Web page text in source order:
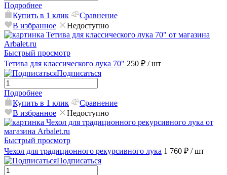
Подробнее
Купить в 1 клик
Сравнение
В избранное
Недоступно
Быстрый просмотр
Тетива для классического лука 70" 250 ₽ / шт
Подписаться
Подробнее
Купить в 1 клик
Сравнение
В избранное
Недоступно
Быстрый просмотр
Чехол для традиционного рекурсивного лука 1 760 ₽ / шт
Подписаться